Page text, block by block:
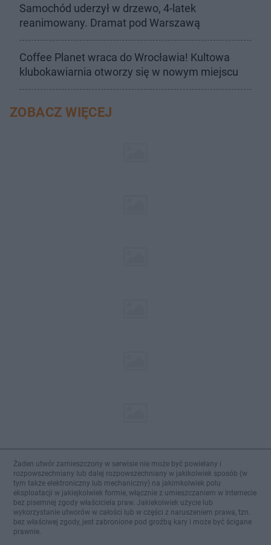
Samochód uderzył w drzewo, 4-latek
reanimowany. Dramat pod Warszawą
Coffee Planet wraca do Wrocławia! Kultowa
klubokawiarnia otworzy się w nowym miejscu
ZOBACZ WIĘCEJ
Żaden utwór zamieszczony w serwisie nie może być powielany i
rozpowszechniany lub dalej rozpowszechniany w jakikolwiek sposób (w
tym także elektroniczny lub mechaniczny) na jakimkolwiek polu
eksploatacji w jakiejkolwiek formie, włącznie z umieszczaniem w Internecie
bez pisemnej zgody właściciela praw. Jakiekolwiek użycie lub
wykorzystanie utworów w całości lub w części z naruszeniem prawa, tzn.
bez właściwej zgody, jest zabronione pod groźbą kary i może być ścigane
prawnie.